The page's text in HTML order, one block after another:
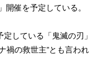
開催を予定している。
している「鬼滅の刃」
禍の救世主”とも言われ